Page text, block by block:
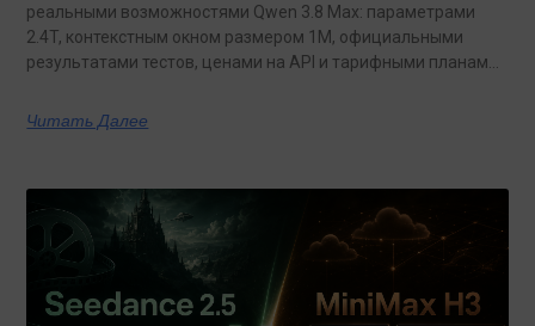
реальными возможностями Qwen 3.8 Max: параметрами
2.4T, контекстным окном размером 1M, официальными
результатами тестов, ценами на API и тарифными планами
Читать Далее